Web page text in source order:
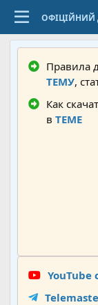
ОФІЦІЙНИЙ
Правила
ТЕМУ,
Как
вТЕМЕ
YouTube